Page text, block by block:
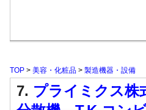
TOP > 美容・化粧品 > 製造機器・設備
7. プライミクス株